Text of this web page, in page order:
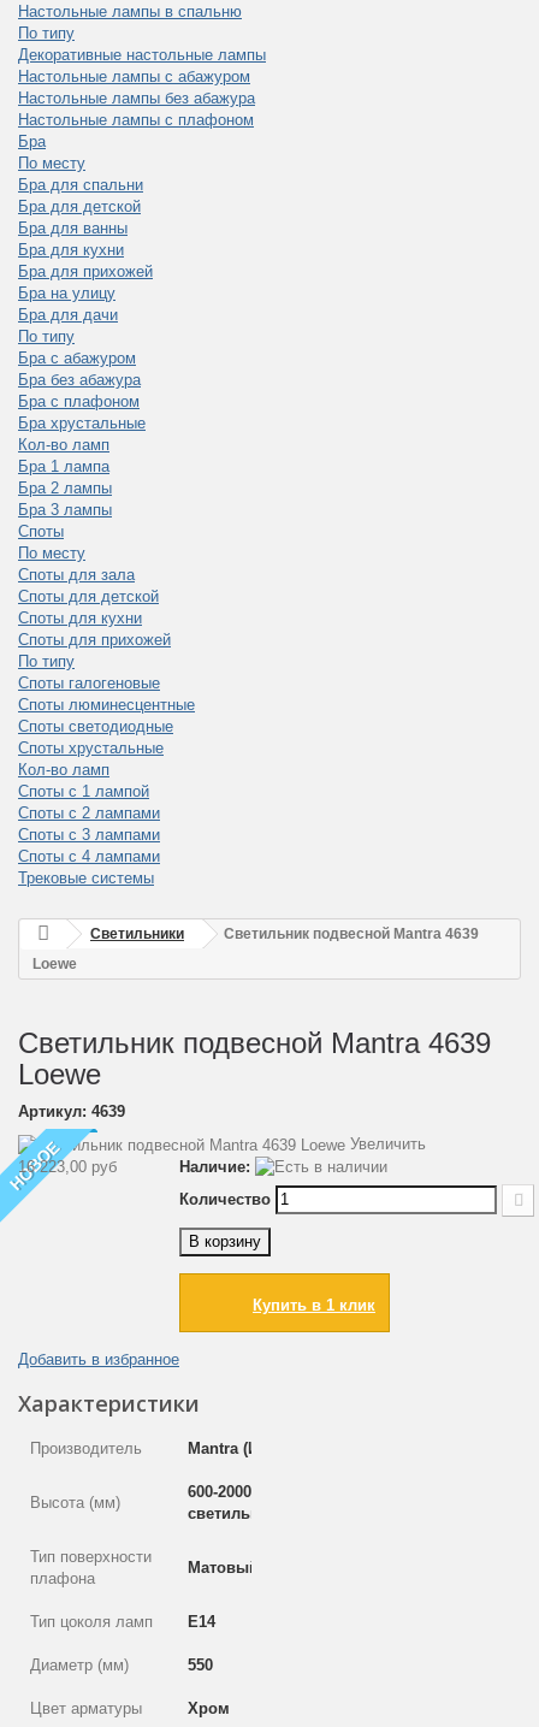
Настольные лампы в спальню
По типу
Декоративные настольные лампы
Настольные лампы с абажуром
Настольные лампы без абажура
Настольные лампы с плафоном
Бра
По месту
Бра для спальни
Бра для детской
Бра для ванны
Бра для кухни
Бра для прихожей
Бра на улицу
Бра для дачи
По типу
Бра с абажуром
Бра без абажура
Бра с плафоном
Бра хрустальные
Кол-во ламп
Бра 1 лампа
Бра 2 лампы
Бра 3 лампы
Споты
По месту
Споты для зала
Споты для детской
Споты для кухни
Споты для прихожей
По типу
Споты галогеновые
Споты люминесцентные
Споты светодиодные
Споты хрустальные
Кол-во ламп
Споты с 1 лампой
Споты с 2 лампами
Споты с 3 лампами
Споты с 4 лампами
Трековые системы
Светильники
Светильник подвесной Mantra 4639
Loewe
Светильник подвесной Mantra 4639
Loewe
Артикул: 4639
НОВОЕ
Увеличить
16 223,00 руб
Добавить в избранное
Наличие:
Количество
В корзину
Купить в 1 клик
Характеристики
Производитель Mantra (Испания)
Высота (мм)
600-2000 (высота
светильника 400)
Тип поверхности
плафона
Матовый
Тип цоколя ламп E14
Диаметр (мм) 550
Цвет арматуры Хром